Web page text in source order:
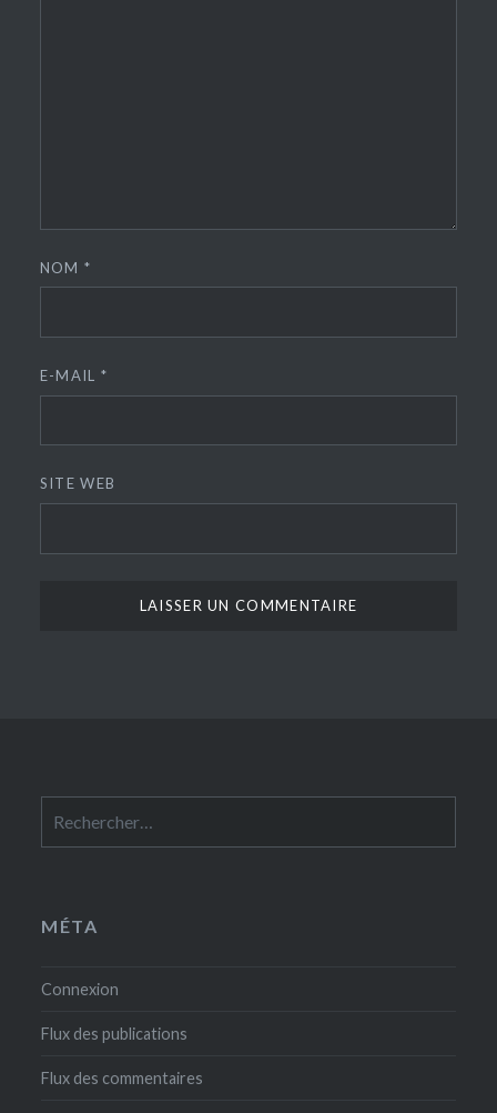
NOM*
E-MAIL *
SITE WEB
MÉTA
Connexion
Flux des publications
Flux des commentaires